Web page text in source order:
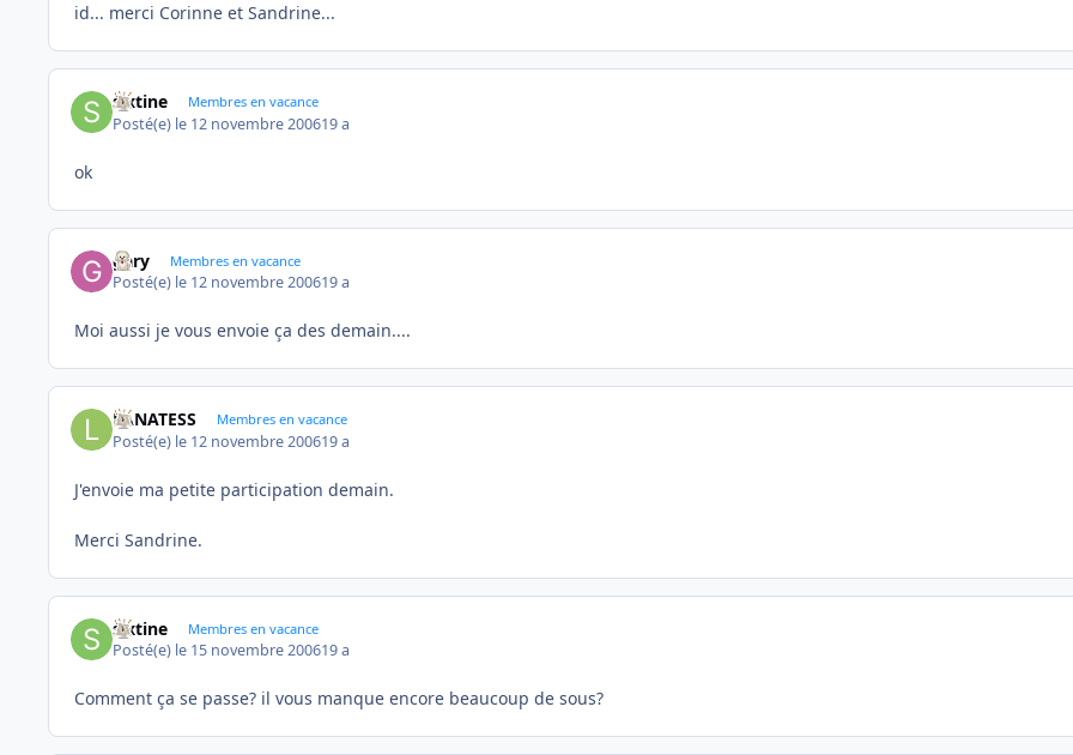
id... merci Corinne et Sandrine...
sixtine Membres en vacance
Posté(e) le 12 novembre 200619 a
ok
gary Membres en vacance
Posté(e) le 12 novembre 200619 a
Moi aussi je vous envoie ça des demain....
LANATESS Membres en vacance
Posté(e) le 12 novembre 200619 a
J'envoie ma petite participation demain.
Merci Sandrine.
sixtine Membres en vacance
Posté(e) le 15 novembre 200619 a
Comment ça se passe? il vous manque encore beaucoup de sous?